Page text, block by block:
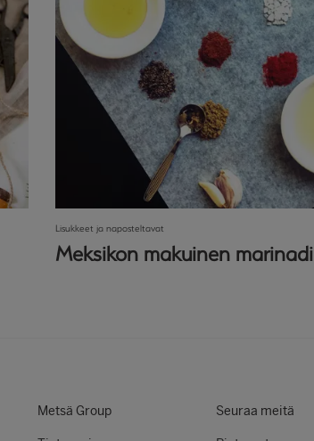
Lisukkeet ja naposteltavat
Meksikon makuinen marinadi
Metsä Group Seuraa meitä